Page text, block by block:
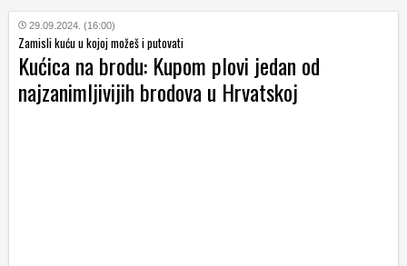
29.09.2024. (16:00)
Zamisli kuću u kojoj možeš i putovati
Kućica na brodu: Kupom plovi jedan od
najzanimljivijih brodova u Hrvatskoj